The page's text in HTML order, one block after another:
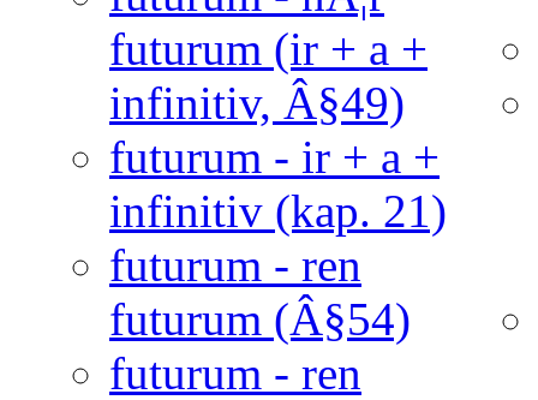
futurum (ir + a +
infinitiv, Â§49)
futurum - ir + a +
infinitiv (kap. 21)
futurum - ren
futurum (Â§54)
futurum - ren